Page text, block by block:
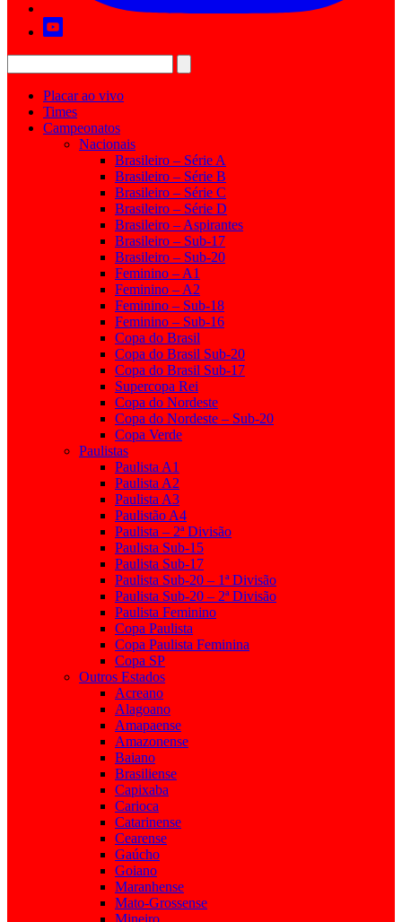
Placar ao vivo
Times
Campeonatos
Nacionais
Brasileiro – Série A
Brasileiro – Série B
Brasileiro – Série C
Brasileiro – Série D
Brasileiro – Aspirantes
Brasileiro – Sub-17
Brasileiro – Sub-20
Feminino – A1
Feminino – A2
Feminino – Sub-18
Feminino – Sub-16
Copa do Brasil
Copa do Brasil Sub-20
Copa do Brasil Sub-17
Supercopa Rei
Copa do Nordeste
Copa do Nordeste – Sub-20
Copa Verde
Paulistas
Paulista A1
Paulista A2
Paulista A3
Paulistão A4
Paulista – 2ª Divisão
Paulista Sub-15
Paulista Sub-17
Paulista Sub-20 – 1ª Divisão
Paulista Sub-20 – 2ª Divisão
Paulista Feminino
Copa Paulista
Copa Paulista Feminina
Copa SP
Outros Estados
Acreano
Alagoano
Amapaense
Amazonense
Baiano
Brasiliense
Capixaba
Carioca
Catarinense
Cearense
Gaúcho
Goiano
Maranhense
Mato-Grossense
Mineiro